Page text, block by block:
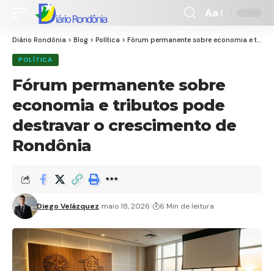
Font
Resizer
Aa
Diário Rondônia > Blog > Política > Fórum permanente sobre economia e tributos pode destravar o crescimento de Rondônia
POLÍTICA
Fórum permanente sobre
economia e tributos pode
destravar o crescimento de
Rondônia
Diego Velázquez maio 18, 2026 6 Min de leitura